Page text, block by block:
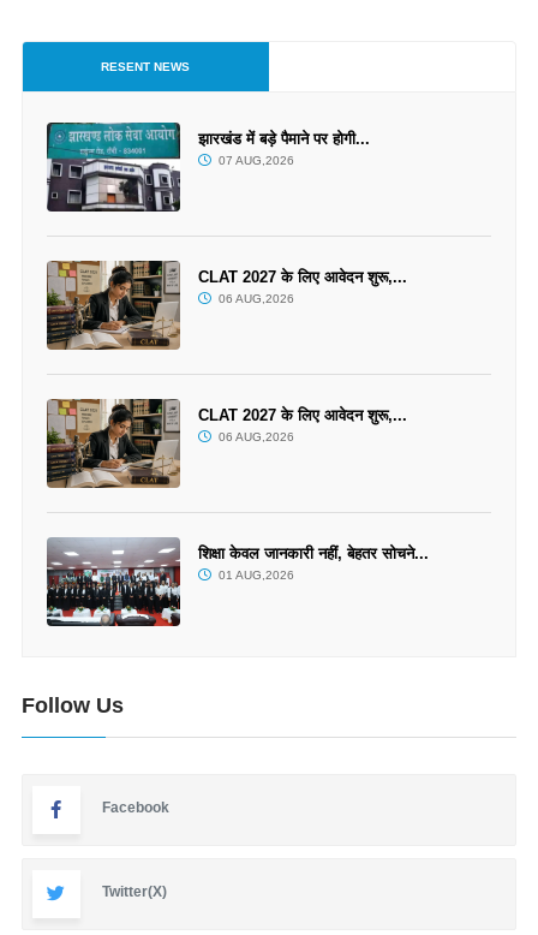
RESENT NEWS
झारखंड में बड़े पैमाने पर होगी...
07 AUG,2026
CLAT 2027 के लिए आवेदन शुरू,...
06 AUG,2026
CLAT 2027 के लिए आवेदन शुरू,...
06 AUG,2026
शिक्षा केवल जानकारी नहीं, बेहतर सोचने...
01 AUG,2026
Follow Us
Facebook
Twitter(X)